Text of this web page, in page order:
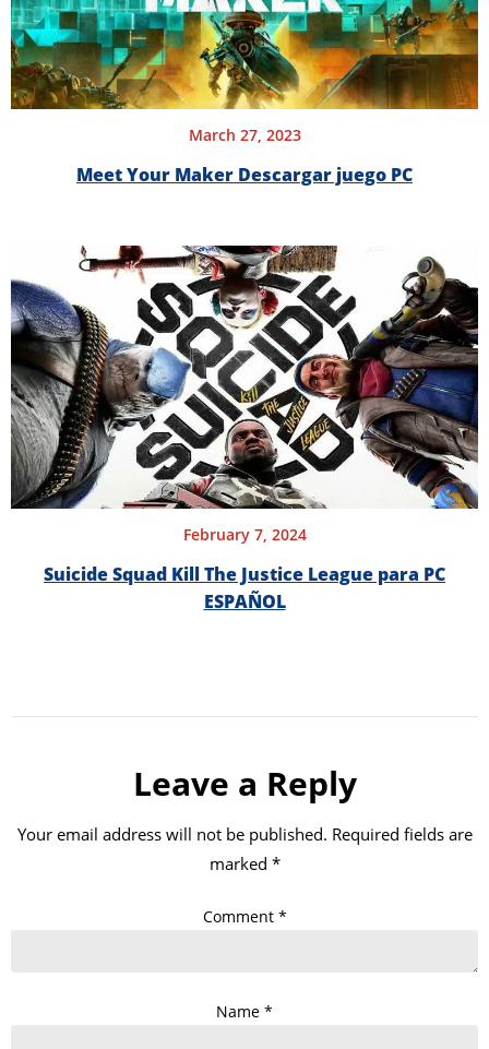
March 27, 2023
Meet Your Maker Descargar juego PC
February 7, 2024
Suicide Squad Kill The Justice League para PC
ESPAÑOL
Leave a Reply
Your email address will not be published. Required fields are
marked *
Comment *
Name *